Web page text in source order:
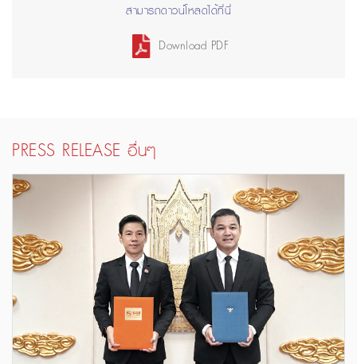
สามารถดาวน์โหลดได้ที่นี่
Download PDF
PRESS RELEASE อื่นๆ